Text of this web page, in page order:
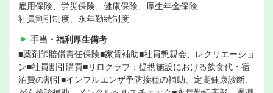
雇用保険、労災保険、健康保険、厚生年金保険
社員割引制度、永年勤続制度
手当・福利厚生備考
■薬剤師賠償責任保険■家賃補助■社員懇親会、レクリエーショ
ン■社員割引購買■リロクラブ：提携施設における飲食代・宿
泊費の割引■インフルエンザ予防接種の補助、定期健康診断、